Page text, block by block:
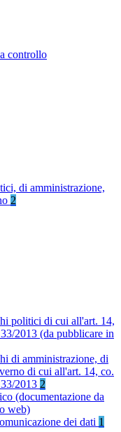
controllo
di amministrazione,
2
politici di cui all'art. 14,
2013 (da pubblicare in
di amministrazione, di
di cui all'art. 14, co.
2013 2
(documentazione da
web)
dei dati 1